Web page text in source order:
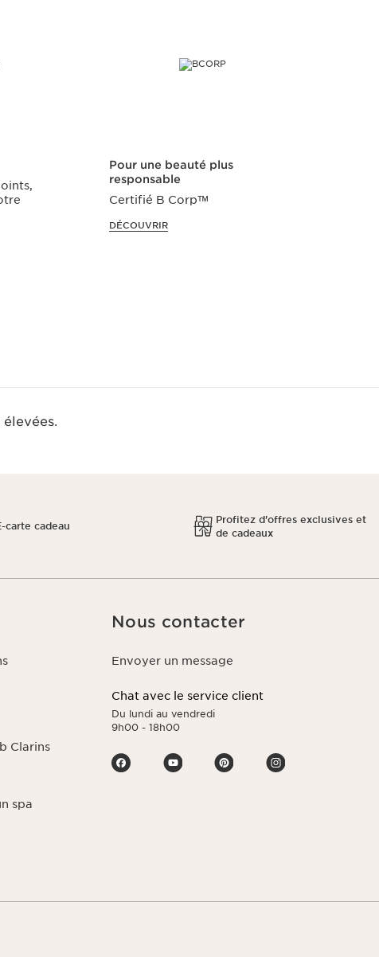
Pour une beauté plus
responsable
Certifié B Corpᵀᴹ
DÉCOUVRIR
carte cadeau
Profitez d'offres exclusives et
de cadeaux
Clarins
spa
Nous contacter
Envoyer un message
Chat avec le service client
Du lundi au vendredi
9h00 - 18h00